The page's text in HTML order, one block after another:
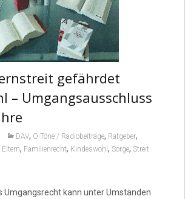
gefährdet
– Umgangsausschluss
DAV, O-Töne / Radiobeiträge, Ratgeber,
Eltern, Familienrecht, Kindeswohl , Sorge, Streit
Umgangsrecht kann unter Umständen